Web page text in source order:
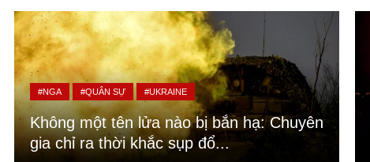
#NGA #QUÂN SỰ #UKRAINE
Không một tên lửa nào bị bắn hạ: Chuyên
gia chỉ ra thời khắc sụp đổ...